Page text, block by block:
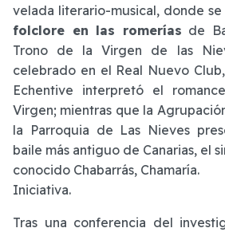
velada literario-musical, donde
folclore en las romerías de
Trono de la Virgen de las
celebrado en el Real Nuevo
Echentive interpretó el
Virgen; mientras que la
la Parroquia de Las Nieves
baile más antiguo de Canarias, el
conocido Chabarrás, Chamaría.
Iniciativa.
Tras una conferencia del